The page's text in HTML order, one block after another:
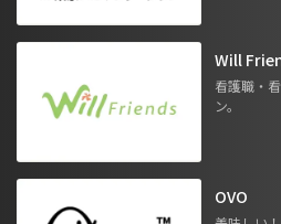
Will
看護職・
ン。
OVO